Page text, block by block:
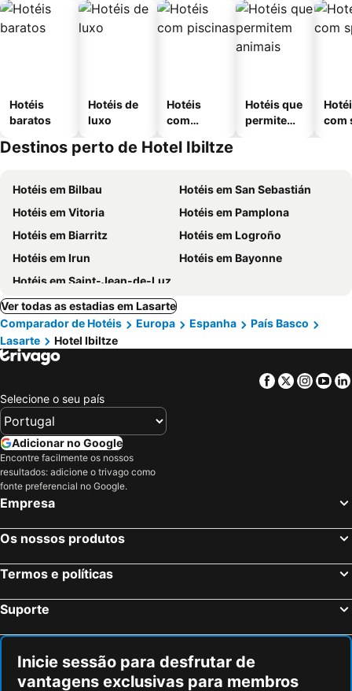
Hotéis
baratos
Hotéis de
luxo
Hotéis
com
Hotéis que
permitem
com
Destinos perto de Hotel Ibiltze
Hotéis em Bilbau
Hotéis em San Sebastián
Hotéis em Vitoria
Hotéis em Pamplona
Hotéis em Biarritz
Hotéis em Logroño
Hotéis em Irun
Hotéis em Bayonne
Hotéis em Saint-Jean-de-Luz
Ver todas as estadias em Lasarte
Comparador de Hotéis
Europa Espanha
País Basco
Lasarte
Hotel Ibiltze
Facebook
Twitter
Selecione o seu país
Adicionar no Google
Encontre facilmente os nossos
resultados: adicione o trivago como
fonte preferencial no Google.
Empresa
Os nossos produtos
Termos e políticas
Suporte
Inicie sessão para desfrutar de
vantagens exclusivas para membros